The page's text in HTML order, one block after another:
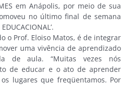
em Anápolis, por meio de sua
no último final de semana
Prof. Eloiso Matos, é de integrar
uma vivência de aprendizado
de aula. “Muitas vezes nós
de educar e o ato de aprender
lugares que freqüentamos. Por